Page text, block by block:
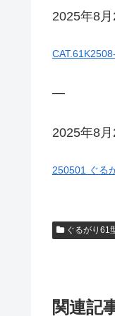
2025年8
—
2025年8
250501 ぐる
ぐるがり61
関連記